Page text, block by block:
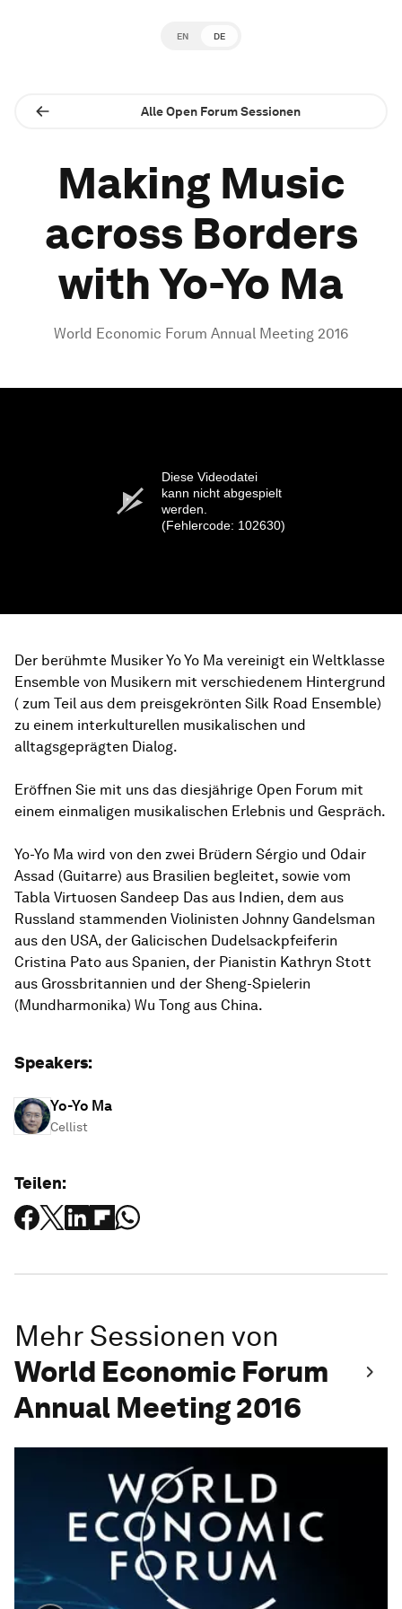
EN DE
Alle Open Forum Sessionen
Making Music
across Borders
with Yo-Yo Ma
World Economic Forum Annual Meeting 2016
Diese Videodatei
kann nicht abgespielt
werden.
(Fehlercode: 102630)
Der berühmte Musiker Yo Yo Ma vereinigt ein Weltklasse
Ensemble von Musikern mit verschiedenem Hintergrund
( zum Teil aus dem preisgekrönten Silk Road Ensemble)
zu einem interkulturellen musikalischen und
alltagsgeprägten Dialog.
Eröffnen Sie mit uns das diesjährige Open Forum mit
einem einmaligen musikalischen Erlebnis und Gespräch.
Yo-Yo Ma wird von den zwei Brüdern Sérgio und Odair
Assad (Guitarre) aus Brasilien begleitet, sowie vom
Tabla Virtuosen Sandeep Das aus Indien, dem aus
Russland stammenden Violinisten Johnny Gandelsman
aus den USA, der Galicischen Dudelsackpfeiferin
Cristina Pato aus Spanien, der Pianistin Kathryn Stott
aus Grossbritannien und der Sheng-Spielerin
(Mundharmonika) Wu Tong aus China.
Speakers:
Yo-Yo Ma
Cellist
Teilen:
Mehr Sessionen von
World Economic Forum
Annual Meeting 2016